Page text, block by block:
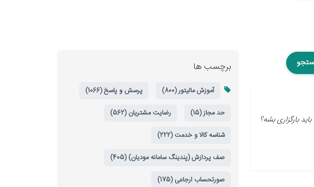
برچسب ها
آموزش مالیتور (800)
پرسش و پاسخ (1066)
حد مجاز (15)
رضایت مشتریان (562)
شناسه کالا و خدمت (222)
صف پردازش (پندینگ سامانه مودیان) (405)
صورتحساب ارجاعی (175)